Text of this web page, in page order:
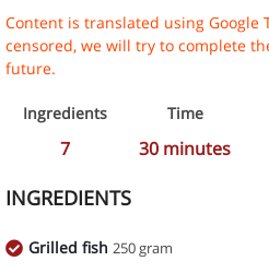
Content is translated using Google
censored, we will try to complete
future.
Ingredients
7
Time
30 minutes
INGREDIENTS
Grilled fish 250 gram